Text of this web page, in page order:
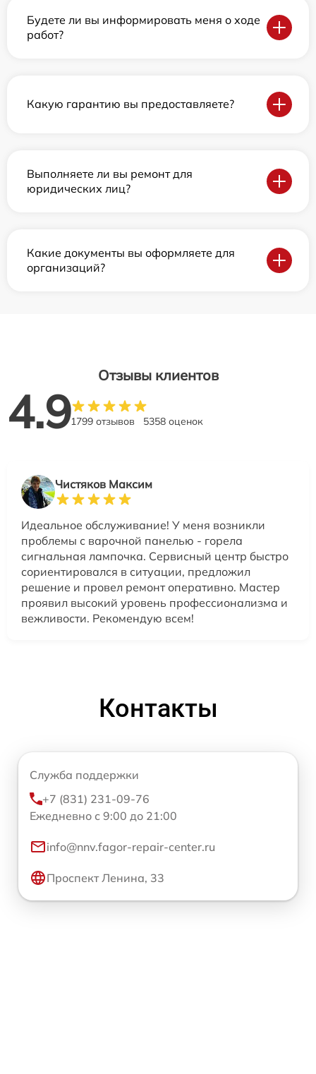
Будете ли вы информировать меня о ходе
работ?
Какую гарантию вы предоставляете?
Выполняете ли вы ремонт для
юридических лиц?
Какие документы вы оформляете для
организаций?
Отзывы клиентов
4.91799 отзывов 5358 оценок
Чистяков Максим
Идеальное обслуживание! У меня возникли
проблемы с варочной панелью - горела
сигнальная лампочка. Сервисный центр быстро
сориентировался в ситуации, предложил
решение и провел ремонт оперативно. Мастер
проявил высокий уровень профессионализма и
вежливости. Рекомендую всем!
Контакты
Служба поддержки
+7 (831) 231-09-76
Ежедневно с 9:00 до 21:00
info@nnv.fagor-repair-center.ru
Проспект Ленина, 33